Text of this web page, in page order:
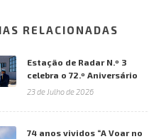
RELACIONADAS
Estação de Radar N.º 3
celebra o 72.º Aniversário
23 de Julho de 2026
74 anos vividos “A Voar no